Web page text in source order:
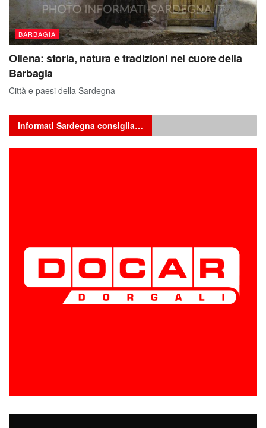
BARBAGIA
Oliena: storia, natura e tradizioni nel cuore della
Barbagia
Città e paesi della Sardegna
Informati Sardegna consiglia…